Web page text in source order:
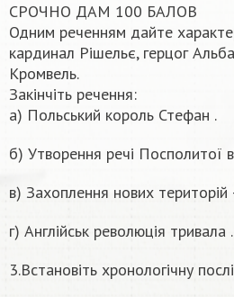
СРОЧНО ДАМ 100 БАЛОВ
Одним реченням дайте
кардинал Рішельє, герцог
Кромвель.
Закінчіть речення:
а) Польський король Стефан .
б) Утворення речі Посполитої
в) Захоплення нових
г) Англійськ революція тривала .
3.Встановіть хронологічну